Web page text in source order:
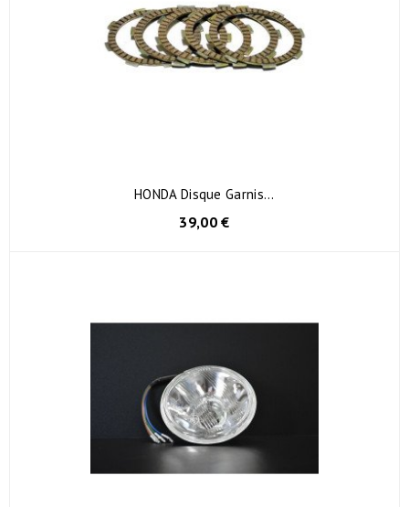
HONDA Disque Garnis...
39,00 €